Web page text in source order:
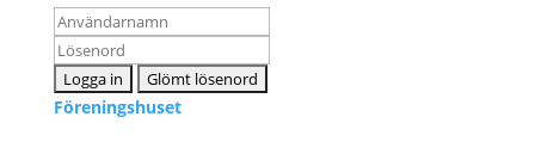
Föreningshuset